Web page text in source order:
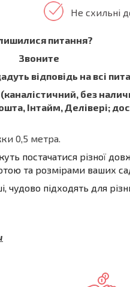
Не схильні
питання?
Звоните
відповідь на всі
(каналістичний, без
Інтайм, Делівері;
0,5 метра.
постачатися різної
та розмірами ваших
чудово підходять для